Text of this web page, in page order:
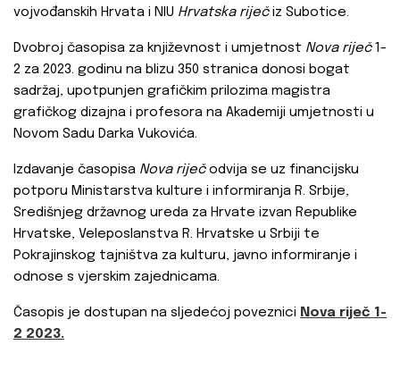
vojvođanskih Hrvata i NIU Hrvatska riječiz Subotice.
Dvobroj časopisa za književnost i umjetnost Nova riječ1-
2 za 2023. godinu na blizu 350 stranica donosi bogat
sadržaj, upotpunjen grafičkim prilozima magistra
grafičkog dizajna i profesora na Akademiji umjetnosti u
Novom Sadu Darka Vukovića.
Izdavanje časopisa Nova riječodvija se uz financijsku
potporu Ministarstva kulture i informiranja R. Srbije,
Središnjeg državnog ureda za Hrvate izvan Republike
Hrvatske, Veleposlanstva R. Hrvatske u Srbiji te
Pokrajinskog tajništva za kulturu, javno informiranje i
odnose s vjerskim zajednicama.
Časopis je dostupan na sljedećoj poveznici Nova riječ 1-
2 2023.